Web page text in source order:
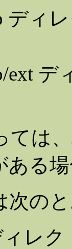
ディ
ext デ
ては
ある
次の
ィレ